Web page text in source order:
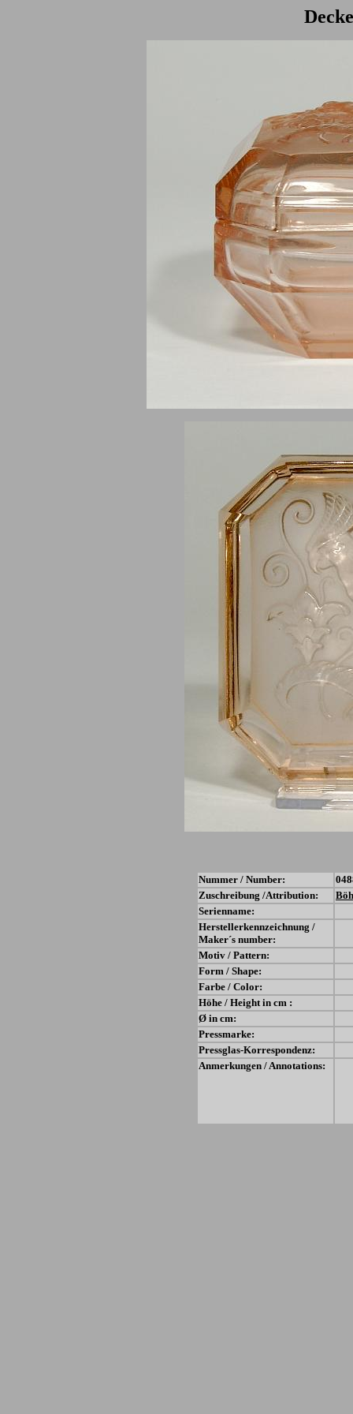
Nummer / Number:
Zuschreibung /Attribution:
Serienname:
Herstellerkennzeichnung /
Maker´s number:
Motiv / Pattern:
Form / Shape:
Farbe / Color:
Höhe / Height in cm :
Ø in cm:
Pressmarke:
Pressglas-Korrespondenz:
Anmerkungen / Annotations: